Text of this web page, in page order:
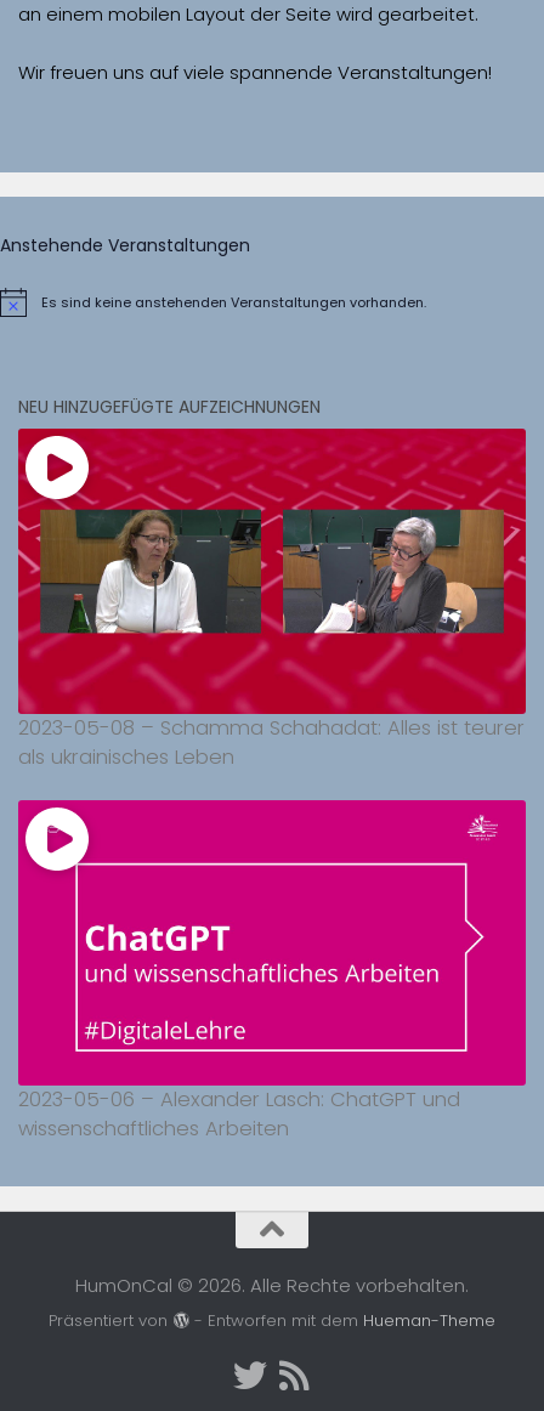
Wir freuen uns auf viele spannende Veranstaltungen!
Anstehende Veranstaltungen
HinweisEs sind keine anstehenden Veranstaltungen vorhanden.
NEU HINZUGEFÜGTE AUFZEICHNUNGEN
2023-05-08 – Schamma Schahadat: Alles ist teurer
als ukrainisches Leben
2023-05-06 – Alexander Lasch: ChatGPT und
wissenschaftliches Arbeiten
HumOnCal © 2026. Alle Rechte vorbehalten.
Präsentiert von - Entworfen mit dem Hueman-Theme